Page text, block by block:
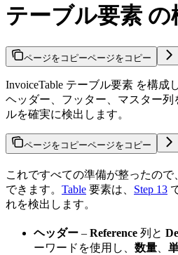
テーブル要素 の
ページをコピーページをコピー
InvoiceTable テーブル要素 を構成
ヘッダー、フッター、マスター
ルを確実に検出します。
ページをコピーページをコピー
これですべての準備が整ったので
できます。 Table 要素は、 Step 13
れを検出します。
ヘッダー – Reference 列と
ーワードを使用し、 数量